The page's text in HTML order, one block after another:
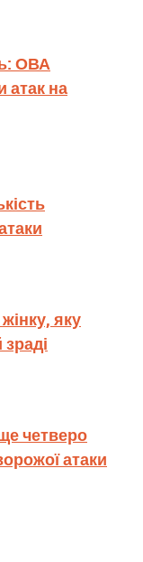
ОВА
атак на
яку
четверо
атаки